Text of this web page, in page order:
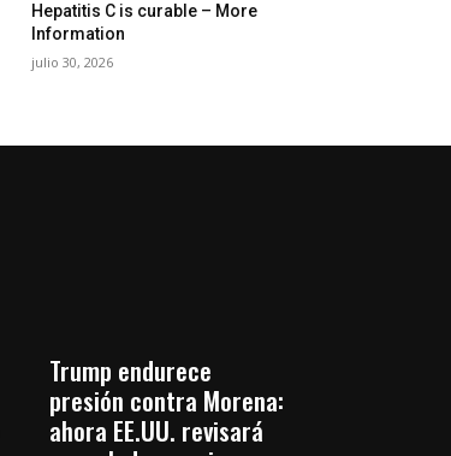
Hepatitis C is curable – More
Information
julio 30, 2026
Trump endurece
presión contra Morena:
ahora EE.UU. revisará